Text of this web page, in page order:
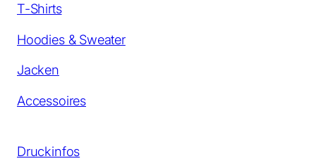
T-Shirts
Hoodies & Sweater
Jacken
Accessoires
Druckinfos